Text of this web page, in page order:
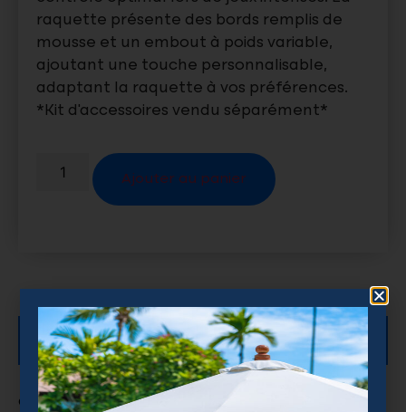
raquette présente des bords remplis de
mousse et un embout à poids variable,
ajoutant une touche personnalisable,
adaptant la raquette à vos préférences.
*Kit d’accessoires vendu séparément*
Ajouter au panier
Description
Caractéristiques